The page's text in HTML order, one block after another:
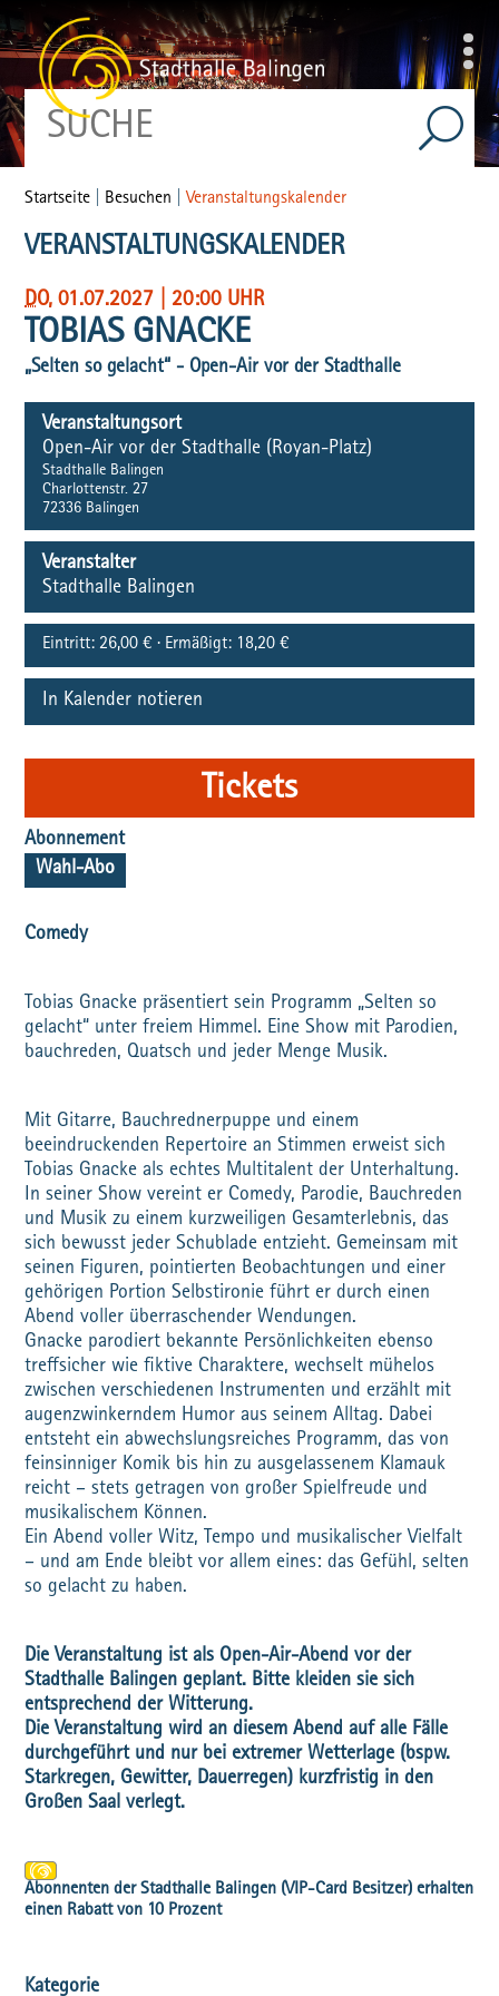
Startseite Besuchen |Veranstaltungskalender
VERANSTALTUNGSKALENDER
DO, 01.07.2027 20:00 UHR
TOBIAS GNACKE
„Selten so gelacht“ - Open-Air vor der Stadthalle
Veranstaltungsort
Open-Air vor der Stadthalle (Royan-Platz)
Stadthalle Balingen
Charlottenstr. 27
72336 Balingen
Veranstalter
Stadthalle Balingen
Eintritt: 26,00 € · Ermäßigt: 18,20 €
In Kalender notieren
Tickets
Abonnement
Wahl-Abo
Comedy
Tobias Gnacke präsentiert sein Programm „Selten so
gelacht“ unter freiem Himmel. Eine Show mit Parodien,
bauchreden, Quatsch und jeder Menge Musik.
Mit Gitarre, Bauchrednerpuppe und einem
beeindruckenden Repertoire an Stimmen erweist sich
Tobias Gnacke als echtes Multitalent der Unterhaltung.
In seiner Show vereint er Comedy, Parodie, Bauchreden
und Musik zu einem kurzweiligen Gesamterlebnis, das
sich bewusst jeder Schublade entzieht. Gemeinsam mit
seinen Figuren, pointierten Beobachtungen und einer
gehörigen Portion Selbstironie führt er durch einen
Abend voller überraschender Wendungen.
Gnacke parodiert bekannte Persönlichkeiten ebenso
treffsicher wie fiktive Charaktere, wechselt mühelos
zwischen verschiedenen Instrumenten und erzählt mit
augenzwinkerndem Humor aus seinem Alltag. Dabei
entsteht ein abwechslungsreiches Programm, das von
feinsinniger Komik bis hin zu ausgelassenem Klamauk
reicht – stets getragen von großer Spielfreude und
musikalischem Können.
Ein Abend voller Witz, Tempo und musikalischer Vielfalt
– und am Ende bleibt vor allem eines: das Gefühl, selten
so gelacht zu haben.
Die Veranstaltung ist als Open-Air-Abend vor der
Stadthalle Balingen geplant. Bitte kleiden sie sich
entsprechend der Witterung.
Die Veranstaltung wird an diesem Abend auf alle Fälle
durchgeführt und nur bei extremer Wetterlage (bspw.
Starkregen, Gewitter, Dauerregen) kurzfristig in den
Großen Saal verlegt.